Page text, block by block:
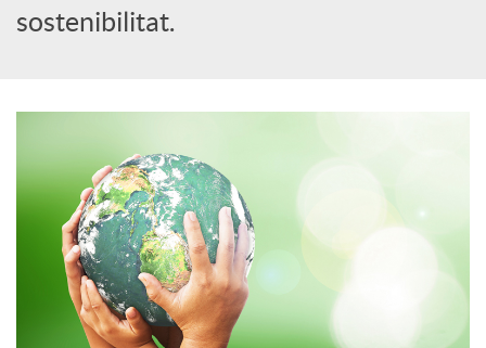
o
c
i
sostenibilitat.